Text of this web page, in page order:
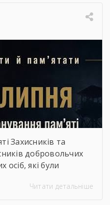
Захисників та
добровольчих
які були
Читати детальніше